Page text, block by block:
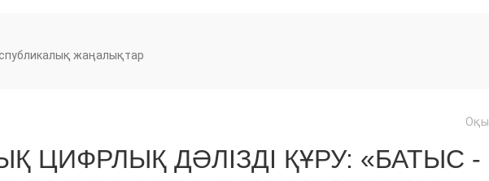
жаңалықтар
ЦИФРЛЫҚ ДӘЛІЗДІ ҚҰРУ: «БАТЫС -